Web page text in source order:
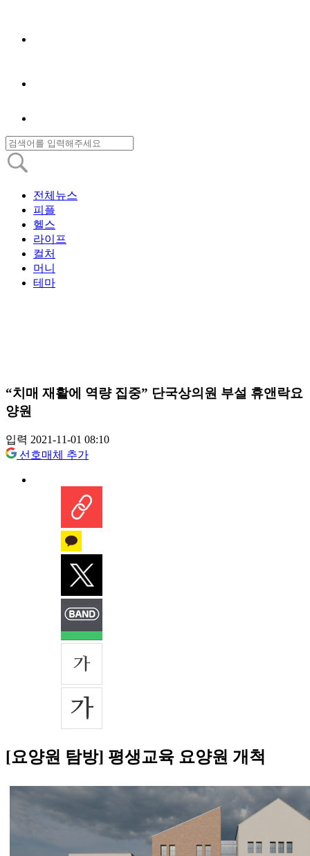
전체뉴스
피플
헬스
라이프
컬처
머니
테마
“치매 재활에 역량 집중” 단국상의원 부설 휴앤락요
양원
입력 2021-11-01 08:10
선호매체 추가
[요양원 탐방] 평생교육 요양원 개척